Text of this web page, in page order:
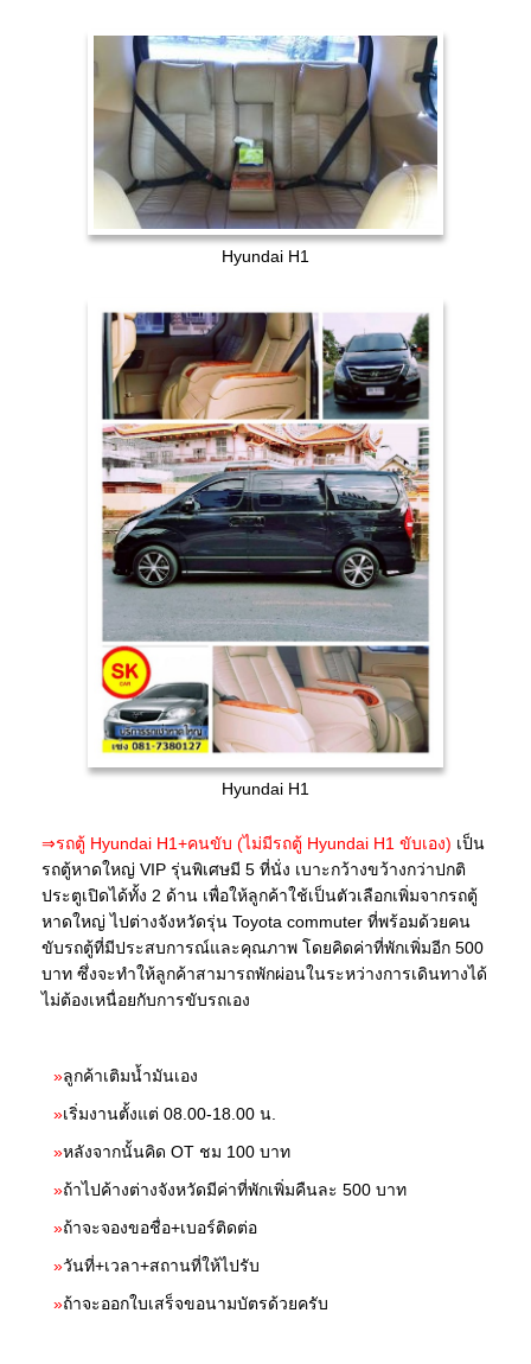
Hyundai H1
Hyundai H1
⇒รถตู้ Hyundai H1+คนขับ (ไม่มีรถตู้ Hyundai H1 ขับเอง) เป็น
รถตู้หาดใหญ่ VIP รุ่นพิเศษมี 5 ที่นั่ง เบาะกว้างขว้างกว่าปกติ
ประตูเปิดได้ทั้ง 2 ด้าน เพื่อให้ลูกค้าใช้เป็นตัวเลือกเพิ่มจากรถตู้
หาดใหญ่ ไปต่างจังหวัดรุ่น Toyota commuter ที่พร้อมด้วยคน
ขับรถตู้ที่มีประสบการณ์และคุณภาพ โดยคิดค่าที่พักเพิ่มอีก 500
บาท ซึ่งจะทำให้ลูกค้าสามารถพักผ่อนในระหว่างการเดินทางได้
ไม่ต้องเหนื่อยกับการขับรถเอง
»ลูกค้าเติมน้ำมันเอง
»เริ่มงานตั้งแต่ 08.00-18.00 น.
»หลังจากนั้นคิด OT ชม 100 บาท
»ถ้าไปค้างต่างจังหวัดมีค่าที่พักเพิ่มคืนละ 500 บาท
»ถ้าจะจองขอชื่อ+เบอร์ติดต่อ
»วันที่+เวลา+สถานที่ให้ไปรับ
»ถ้าจะออกใบเสร็จขอนามบัตรด้วยครับ